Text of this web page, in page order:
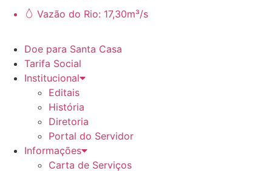
Vazão do Rio: 17,30m³/s
Doe para Santa Casa
Tarifa Social
Institucional
Editais
História
Diretoria
Portal do Servidor
Informações
Carta de Serviços